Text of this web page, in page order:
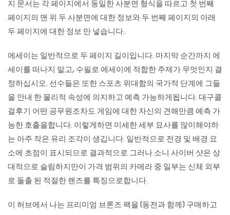
지 문서는 각 페이지에서 동일한 사분면 형식을 따르고 첫 번째
페이지의 맨 위 두 사분면에 대한 정보와 두 번째 페이지의 아래
두 페이지에 대한 정보 만 넣습니다..
에세이는 일반적으로 두 페이지 길이입니다. 마지막 순간까지 에
세이를 떠나지 말고, 수필로 에세이에 적합한 주제가 무엇인지 결
정하십시오. 선수들은 또한 스포츠 위대함의 국가적 단계에 그들
을 안내 한 물리적 속성에 의지하고 예측 가능하게됩니다. 대구콜
걸후기 어떤 공무원조차도 게임에 대한 자신의 견해만큼 예측 가
능한 호출을합니다. 이렇게하면 미세한 세부 묘사를 많이해야하
는 아주 작은 유리 조각이 생깁니다. 일반적으로 전경 및 배경 요
소에 초점이 표시되므로 결과적으로 그러나 소니 사이버 샷은 상
대적으로 슬림하지만이 가격 범위의 카메라 중 일부는 신체 외부
로 돌출 된 적절한 렌즈를 특징으로합니다.
이 허브에서 나는 프리미엄 브론즈 팩을 (동전과 함께) 구매하고